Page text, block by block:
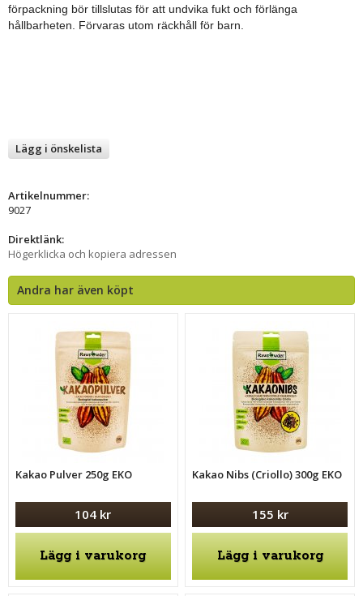
förpackning bör tillslutas för att undvika fukt och förlänga
hållbarheten. Förvaras utom räckhåll för barn.
Lägg i önskelista
Artikelnummer:
9027
Direktlänk:
Högerklicka och kopiera adressen
Andra har även köpt
Kakao Pulver 250g EKO
104 kr
Lägg i varukorg
Kakao Nibs (Criollo) 300g EKO
155 kr
Lägg i varukorg